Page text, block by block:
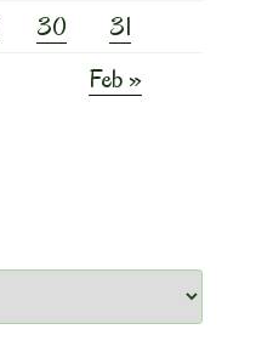
30
31
Feb »